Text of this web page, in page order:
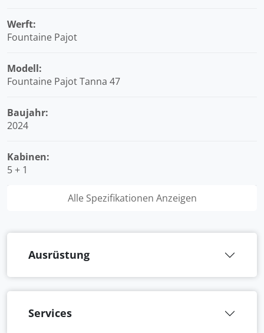
Werft:
Fountaine Pajot
Modell:
Fountaine Pajot Tanna 47
Baujahr:
2024
Kabinen:
5 + 1
Alle Spezifikationen Anzeigen
Ausrüstung
Services